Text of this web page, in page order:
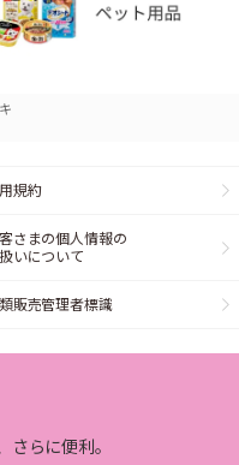
規約
さまの個人情報の
いについて
販売管理者標識
らに便利。